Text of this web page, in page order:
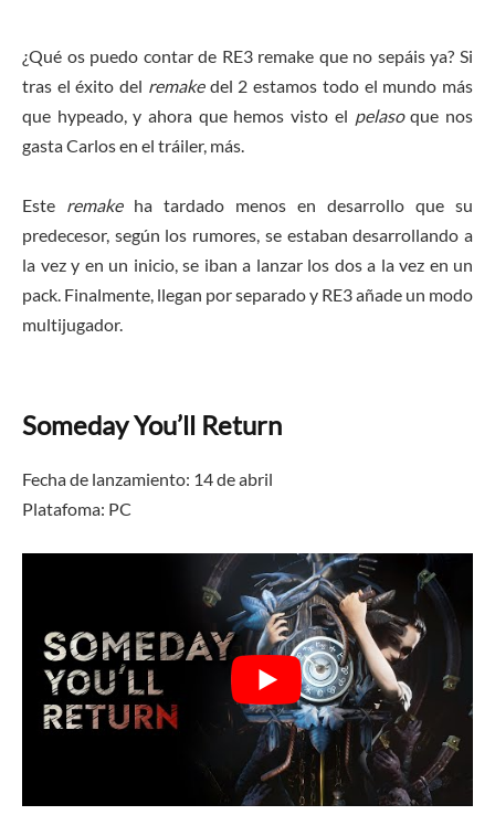
¿Qué os puedo contar de RE3 remake que no sepáis ya? Si
tras el éxito del remake del 2 estamos todo el mundo más
que hypeado, y ahora que hemos visto el pelasoque nos
gasta Carlos en el tráiler, más.
Este remake ha tardado menos en desarrollo que su
predecesor, según los rumores, se estaban desarrollando a
la vez y en un inicio, se iban a lanzar los dos a la vez en un
pack. Finalmente, llegan por separado y RE3 añade un modo
multijugador.
Someday You’ll Return
Fecha de lanzamiento: 14 de abril
Platafoma: PC